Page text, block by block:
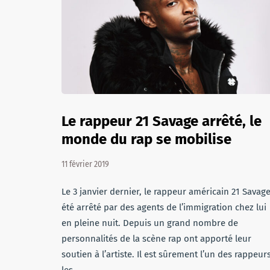
Le rappeur 21 Savage arrêté, le
monde du rap se mobilise
11 février 2019
Le 3 janvier dernier, le rappeur américain 21
été arrêté par des agents de l’immigration chez lui
en pleine nuit. Depuis un grand nombre de
personnalités de la scène rap ont apporté leur
soutien à l’artiste. Il est sûrement l’un des